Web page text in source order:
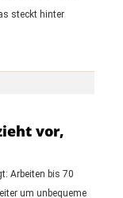
steckt hinter
vor,
Arbeiten bis 70
um unbequeme